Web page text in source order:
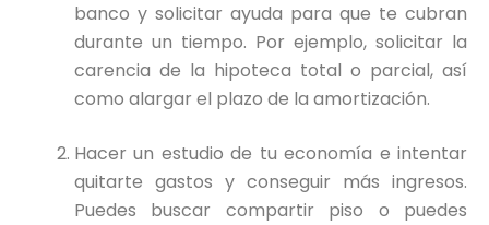
banco y solicitar ayuda para que te cubran
durante un tiempo. Por ejemplo, solicitar la
carencia de la hipoteca total o parcial, así
como alargar el plazo de la amortización.
Hacer un estudio de tu economía e intentar
quitarte gastos y conseguir más ingresos.
Puedes buscar compartir piso o puedes